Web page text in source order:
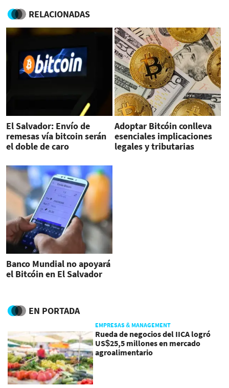
RELACIONADAS
El Salvador: Envío de
remesas vía bitcoin serán
el doble de caro
Adoptar Bitcóin conlleva
esenciales implicaciones
legales y tributarias
Banco Mundial no apoyará
el Bitcóin en El Salvador
EN PORTADA
EMPRESAS & MANAGEMENT
Rueda de negocios del IICA logró
US$25,5 millones en mercado
agroalimentario